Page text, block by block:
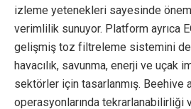
izleme yetenekleri sayesinde
verimlilik sunuyor. Platform ayrıca
gelişmiş toz filtreleme sistemini
havacılık, savunma, enerji ve uçak
sektörler için tasarlanmış. Beehive
operasyonlarında